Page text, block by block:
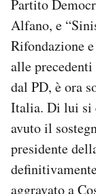
Partito
Alfano, e
Rifondazione
alle
dal PD, è ora
Italia. Di lui si
avuto il
presidente
aggravato a